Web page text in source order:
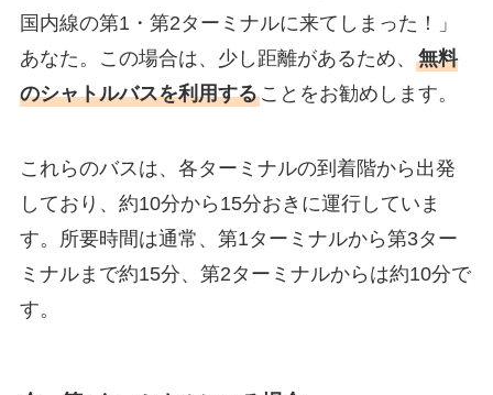
国内線の第1・第2ターミナルに来てしまった！」
あなた。この場合は、少し距離があるため、 無料
のシャトルバスを利用することをお勧めします。
これらのバスは、各ターミナルの到着階から出発
しており、約10分から15分おきに運行していま
す。所要時間は通常、第1ターミナルから第3ター
ミナルまで約15分、第2ターミナルからは約10分で
す。